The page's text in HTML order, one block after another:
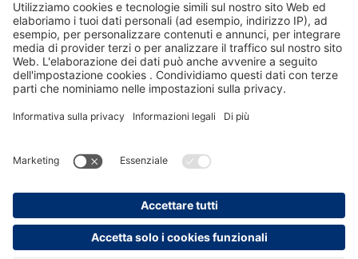
Distinzione
persolog GmbH
mail@persolog.com